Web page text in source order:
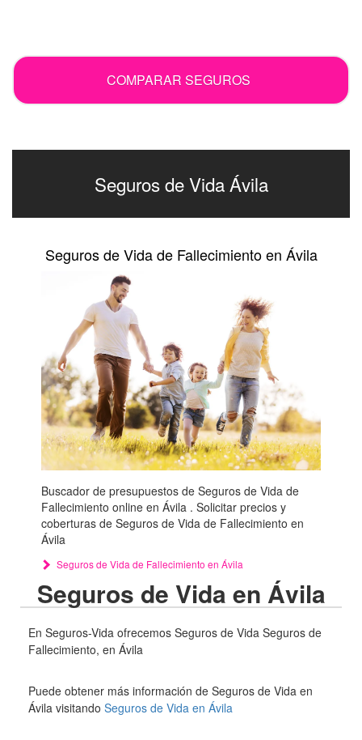
COMPARAR SEGUROS
Seguros de Vida Ávila
Seguros de Vida de Fallecimiento en Ávila
Buscador de presupuestos de Seguros de Vida de
Fallecimiento online en Ávila . Solicitar precios y
coberturas de Seguros de Vida de Fallecimiento en
Ávila
Seguros de Vida de Fallecimiento en Ávila
Seguros de Vida en Ávila
En Seguros-Vida ofrecemos Seguros de Vida Seguros de
Fallecimiento, en Ávila
Puede obtener más información de Seguros de Vida en
Ávila visitando Seguros de Vida en Ávila